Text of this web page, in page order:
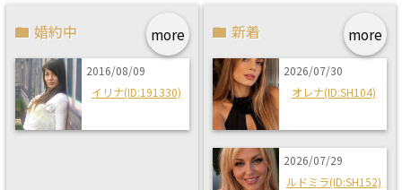
more
婚約中
2016/08/09
イリナ(ID:191330)
more
新着
2026/07/30
オレナ(ID:SH104)
2026/07/29
ルドミラ(ID:SH152)